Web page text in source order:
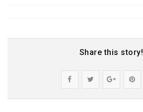
Share this story!
Share Post Share